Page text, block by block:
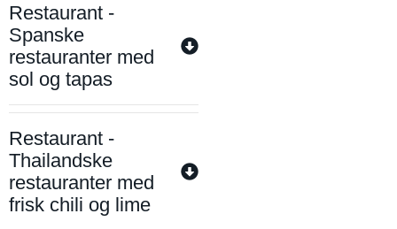
Restaurant -
Spanske
restauranter med
sol og tapas
Restaurant -
Thailandske
restauranter med
frisk chili og lime